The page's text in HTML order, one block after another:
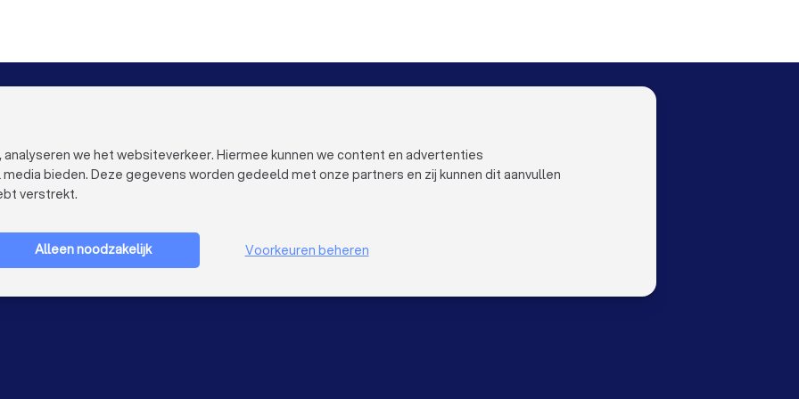
Trustlocal Top Pro
Ervaringen
Werken bij Trustlocal
Privacy
Sitemap
we het websiteverkeer. Hiermee kunnen we content en advertenties
bieden. Deze gegevens worden gedeeld met onze partners en zij kunnen dit aanvullen
verstrekt.
Alleen noodzakelijk Voorkeuren beheren